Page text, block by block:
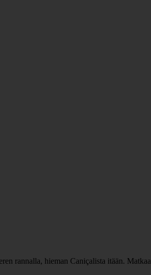
rannalla, hieman Caniçalista itään.